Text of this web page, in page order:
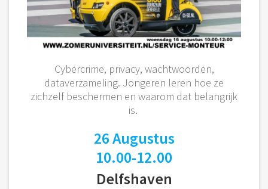
Cybercrime, privacy, wachtwoorden,
dataverzameling. Jongeren leren hoe ze
zichzelf beschermen en waarom dat belangrijk
is.
26 Augustus
10.00-12.00
Delfshaven